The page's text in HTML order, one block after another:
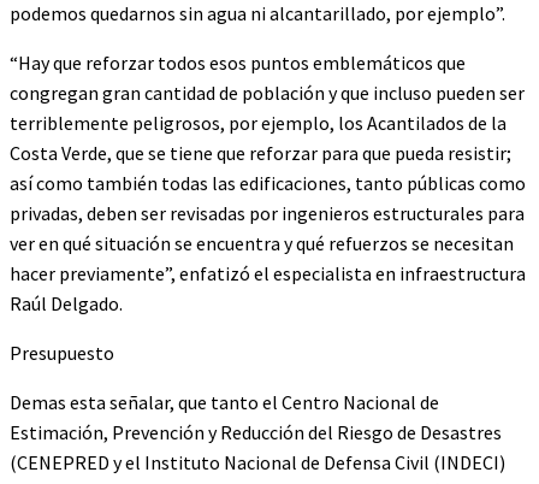
podemos quedarnos sin agua ni alcantarillado, por ejemplo”.
“Hay que reforzar todos esos puntos emblemáticos que
congregan gran cantidad de población y que incluso pueden ser
terriblemente peligrosos, por ejemplo, los Acantilados de la
Costa Verde, que se tiene que reforzar para que pueda resistir;
así como también todas las edificaciones, tanto públicas como
privadas, deben ser revisadas por ingenieros estructurales para
ver en qué situación se encuentra y qué refuerzos se necesitan
hacer previamente”, enfatizó el especialista en infraestructura
Raúl Delgado.
Presupuesto
Demas esta señalar, que tanto el Centro Nacional de
Estimación, Prevención y Reducción del Riesgo de Desastres
(CENEPRED y el Instituto Nacional de Defensa Civil (INDECI)